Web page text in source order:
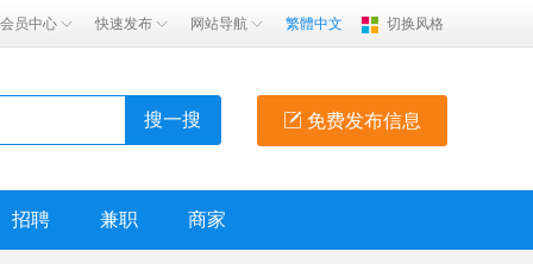
会员中心 快速发布 网站导航 繁體中文 切换风格
免费发布信息
搜一搜
招聘 兼职 商家